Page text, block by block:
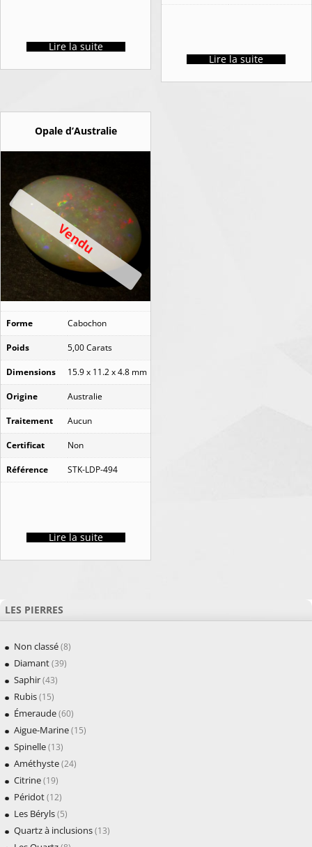
Lire la suite
Lire la suite
Opale d’Australie
Vendu
Forme Cabochon
Poids 5,00 Carats
Dimensions 15.9 x 11.2 x 4.8 mm
Origine Australie
Traitement Aucun
Certificat Non
Référence STK-LDP-494
Lire la suite
LES PIERRES
Non classé(8)
Diamant(39)
Saphir(43)
Rubis(15)
Émeraude(60)
Aigue-Marine(15)
Spinelle(13)
Améthyste(24)
Citrine(19)
Péridot(12)
Les Béryls(5)
Quartz à inclusions(13)